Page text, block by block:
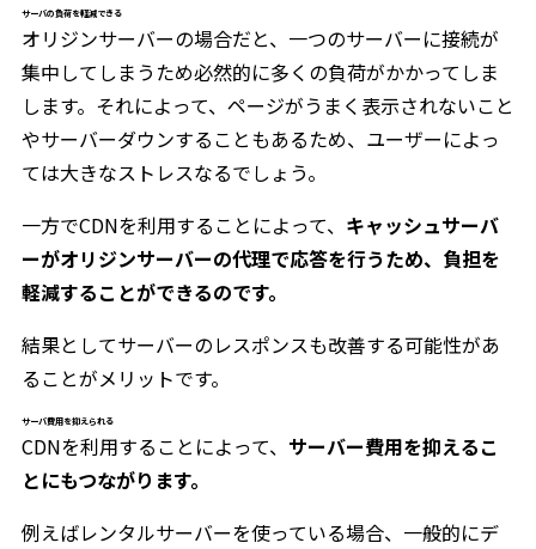
サーバの負荷を軽減できる
オリジンサーバーの場合だと、一つのサーバーに接続が
集中してしまうため必然的に多くの負荷がかかってしま
します。それによって、ページがうまく表示されないこと
やサーバーダウンすることもあるため、ユーザーによっ
ては大きなストレスなるでしょう。
一方でCDNを利用することによって、 キャッシュサーバ
ーがオリジンサーバーの代理で応答を行うため、負担を
軽減することができるのです。
結果としてサーバーのレスポンスも改善する可能性があ
ることがメリットです。
サーバ費用を抑えられる
CDNを利用することによって、 サーバー費用を抑えるこ
とにもつながります。
例えばレンタルサーバーを使っている場合、一般的にデ